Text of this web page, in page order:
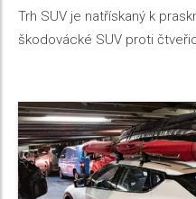
Trh SUV je natřískaný k
škodovácké SUV proti